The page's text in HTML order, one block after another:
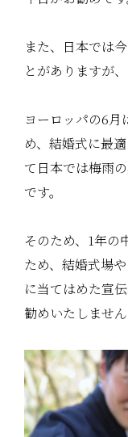
また、日本では
とがありますが
ヨーロッパの6月
め、結婚式に最
て日本では梅雨
です。
そのため、1年の
ため、結婚式場
に当てはめた宣
勧めいたしません